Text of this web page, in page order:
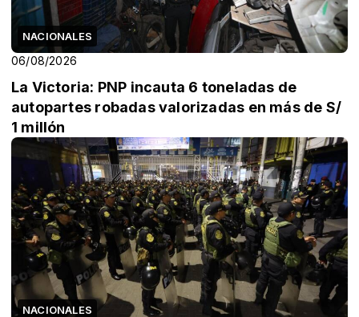
NACIONALES
06/08/2026
La Victoria: PNP incauta 6 toneladas de
autopartes robadas valorizadas en más de S/
1 millón
NACIONALES